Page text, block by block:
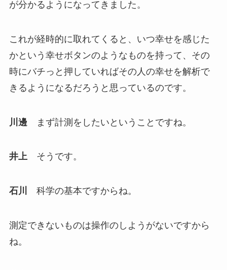
が分かるようになってきました。
これが経時的に取れてくると、いつ幸せを感じた
かという幸せボタンのようなものを持って、その
時にバチっと押していればその人の幸せを解析で
きるようになるだろうと思っているのです。
川邊 まず計測をしたいということですね。
井上そうです。
石川 科学の基本ですからね。
測定できないものは操作のしようがないですから
ね。